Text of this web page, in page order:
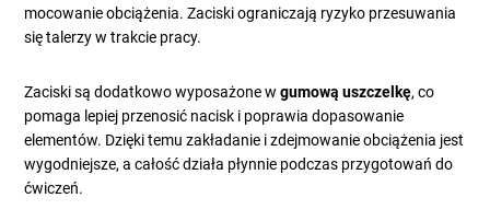
mocowanie obciążenia. Zaciski ograniczają ryzyko przesuwania
się talerzy w trakcie pracy.
Zaciski są dodatkowo wyposażone wgumową uszczelkę, co
pomaga lepiej przenosić nacisk i poprawia dopasowanie
elementów. Dzięki temu zakładanie i zdejmowanie obciążenia jest
wygodniejsze, a całość działa płynnie podczas przygotowań do
ćwiczeń.